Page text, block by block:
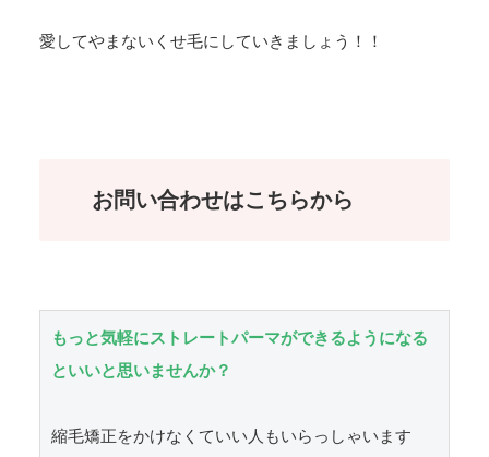
愛してやまないくせ毛にしていきましょう！！
お問い合わせはこちらから
もっと気軽にストレートパーマができるようになる
といいと思いませんか？
縮毛矯正をかけなくていい人もいらっしゃいます